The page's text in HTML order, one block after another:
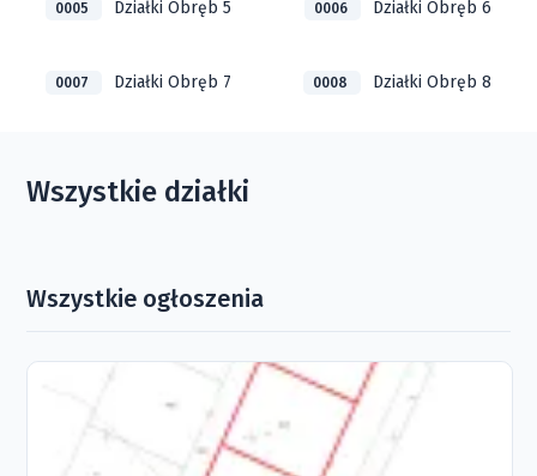
0005 Działki Obręb 5 0006 Działki Obręb 6
0007 Działki Obręb 7 0008 Działki Obręb 8
Wszystkie działki
Wszystkie ogłoszenia